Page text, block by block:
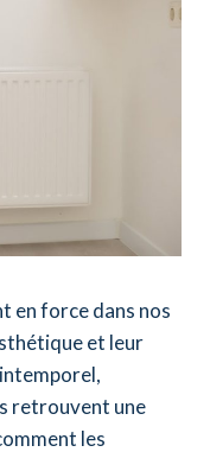
en force dans nos
et leur
retrouvent une
les